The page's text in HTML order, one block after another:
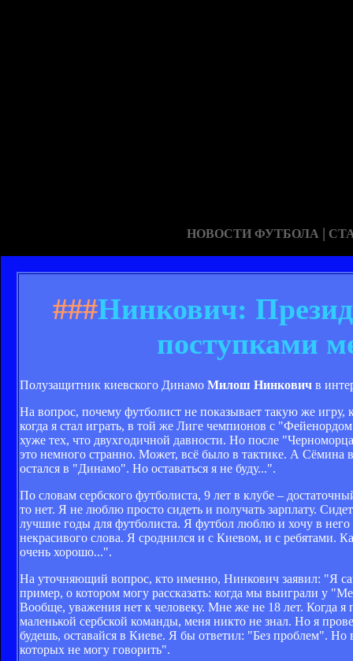
НОВОСТИ ФУТБОЛА |
###Нинкович:
поступками
Полузащитник киевского Динамо Милош Нинкович в
На вопрос, почему футболист не показывает такую же
когда я стал играть, в той же Лиге чемпионов с
хуже тех, что двухгодичной давности. Но после
это немного странно. Может, всё было в тактике. А Сёмина
остался в "Динамо". Но оставаться я не буду...".
По словам сербского футболиста, 9 лет в клубе –
то нет. Я не люблю просто сидеть и получать зарплату.
лучшие годы для футболиста. Я футбол люблю и хочу в
некрасивого слова. Я сроднился и с Киевом, и с ребятами.
очень хорошо...".
На уточняющий вопрос, кто именно, Нинкович заявил: "Я
пример, о котором могу рассказать: когда мы выиграли у
Вообще, уважения нет к человеку. Мне же не 18 лет. Когда
маленькой сербской команды, меня никто не знал. Но я
будешь, оставайся в Киеве. Я бы ответил: "Без проблем".
которых не могу говорить".